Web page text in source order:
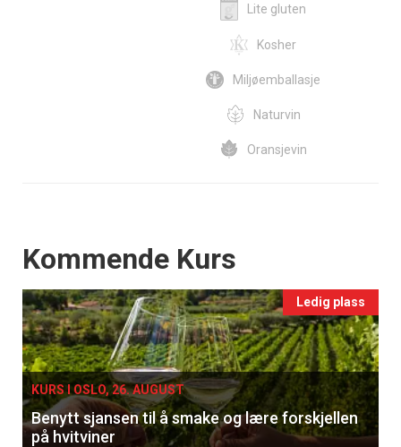
Lite gluten
Kosher
Miljøemballasje
Naturvin
Oransjevin
Events
Kommende Kurs
Ledig plass
KURS I OSLO, 26. AUGUST
Benytt sjansen til å smake og lære forskjellen
på hvitviner